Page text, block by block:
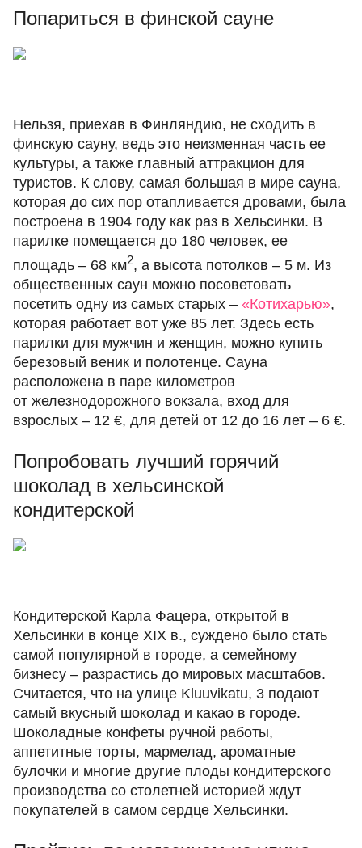
Попариться в финской сауне
Нельзя, приехав в Финляндию, не сходить в
финскую сауну, ведь это неизменная часть ее
культуры, а также главный аттракцион для
туристов. К слову, самая большая в мире сауна,
которая до сих пор отапливается дровами, была
построена в 1904 году как раз в Хельсинки. В
парилке помещается до 180 человек, ее
площадь – 68 км2, а высота потолков – 5 м. Из
общественных саун можно посоветовать
посетить одну из самых старых – «Котихарью»,
которая работает вот уже 85 лет. Здесь есть
парилки для мужчин и женщин, можно купить
березовый веник и полотенце. Сауна
расположена в паре километров
от железнодорожного вокзала, вход для
взрослых – 12 €, для детей от 12 до 16 лет – 6 €.
Попробовать лучший горячий
шоколад в хельсинской
кондитерской
Кондитерской Карла Фацера, открытой в
Хельсинки в конце XIX в., суждено было стать
самой популярной в городе, а семейному
бизнесу – разрастись до мировых масштабов.
Считается, что на улице Kluuvikatu, 3 подают
самый вкусный шоколад и какао в городе.
Шоколадные конфеты ручной работы,
аппетитные торты, мармелад, ароматные
булочки и многие другие плоды кондитерского
производства со столетней историей ждут
покупателей в самом сердце Хельсинки.